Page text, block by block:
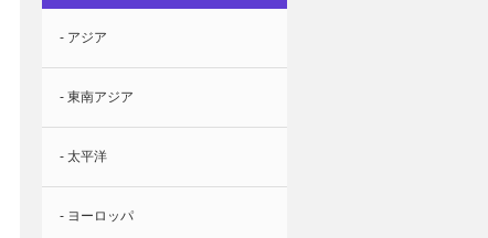
- アジア
- 東南アジア
- 太平洋
- ヨーロッパ